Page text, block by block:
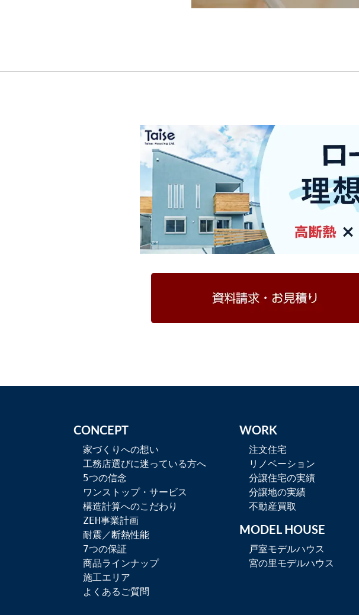
CONCEPT
家づくりへの想い
工務店選びに迷っている方へ
5つの信念
ワンストップ・サービス
構造計算へのこだわり
ZEH事業計画
耐震／断熱性能
7つの保証
商品ラインナップ
施工エリア
よくあるご質問
WORK
注文住宅
リノベーション
分譲住宅の実績
分譲地の実績
不動産買取
MODEL HOUSE
戸室モデルハウス
宮の里モデルハウス